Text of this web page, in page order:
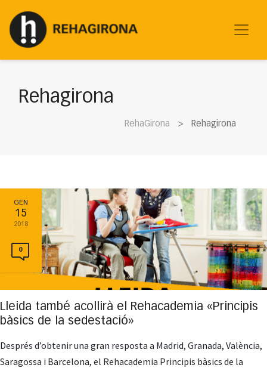
Rehagirona
RehaGirona Rehagirona
GEN
15
2018
0
Lleida també acollirà el Rehacademia «Principis
bàsics de la sedestació»
Després d’obtenir una gran resposta a Madrid, Granada, València,
Saragossa i Barcelona, ​​el Rehacademia Principis bàsics de la